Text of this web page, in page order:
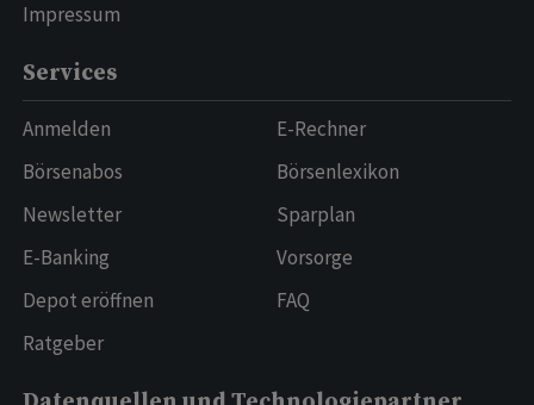
Impressum
Services
Anmelden
Börsenabos
Newsletter
E-Banking
Depot eröffnen
Ratgeber
E-Rechner
Börsenlexikon
Sparplan
Vorsorge
FAQ